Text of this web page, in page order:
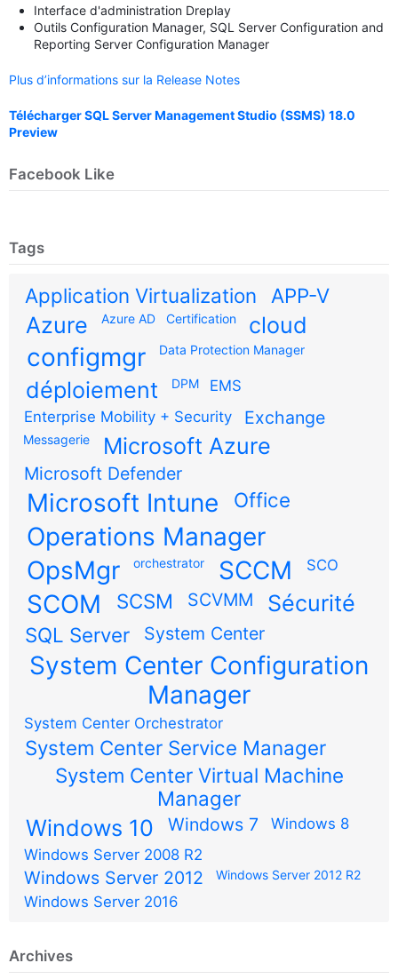
Interface d'administration Dreplay
Outils Configuration Manager, SQL Server Configuration and
Reporting Server Configuration Manager
Plus d’informations sur la Release Notes
Télécharger SQL Server Management Studio (SSMS) 18.0
Preview
Facebook Like
Tags
Application Virtualization APP-V
Azure Azure AD Certification cloud
configmgr Data Protection Manager
déploiement DPM
EMS
Enterprise Mobility + Security
Exchange
Messagerie Microsoft Azure
Microsoft Defender
Microsoft Intune Office
Operations Manager
OpsMgr
orchestrator SCCM SCO
SCOM SCSM SCVMM Sécurité
SQL Server System Center
System Center Configuration
Manager
System Center Orchestrator
System Center Service Manager
System Center Virtual Machine
Manager
Windows 10 Windows 7
Windows 8
Windows Server 2008 R2
Windows Server 2012 Windows Server 2012 R2
Windows Server 2016
Archives